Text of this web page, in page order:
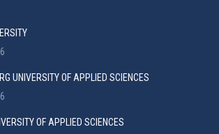
UNIVERSITY OF APPLIED SCIENCES
OF APPLIED SCIENCES